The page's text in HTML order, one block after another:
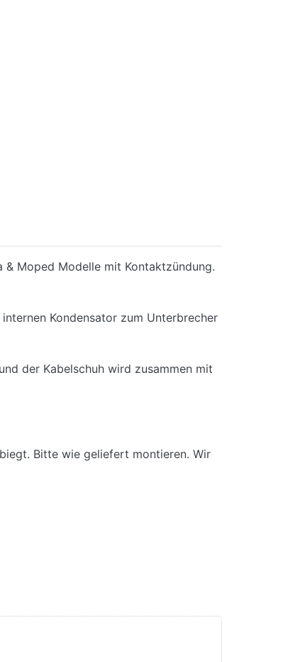
& Moped Modelle mit Kontaktzündung.
Kondensator zum Unterbrecher
der Kabelschuh wird zusammen mit
Bitte wie geliefert montieren. Wir